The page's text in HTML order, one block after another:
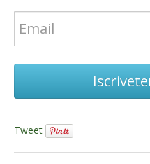
Tweet